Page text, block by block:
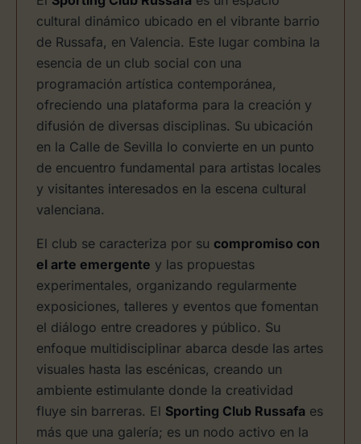
cultural dinámico ubicado en el vibrante barrio
de Russafa, en Valencia. Este lugar combina la
esencia de un club social con una
programación artística contemporánea,
ofreciendo una plataforma para la creación y
difusión de diversas disciplinas. Su ubicación
en la Calle de Sevilla lo convierte en un punto
de encuentro fundamental para artistas locales
y visitantes interesados en la escena cultural
valenciana.
El club se caracteriza por su compromiso con
el arte emergente y las propuestas
experimentales, organizando regularmente
exposiciones, talleres y eventos que fomentan
el diálogo entre creadores y público. Su
enfoque multidisciplinar abarca desde las artes
visuales hasta las escénicas, creando un
ambiente estimulante donde la creatividad
fluye sin barreras. El Sporting Club Russafa es
más que una galería; es un nodo activo en la